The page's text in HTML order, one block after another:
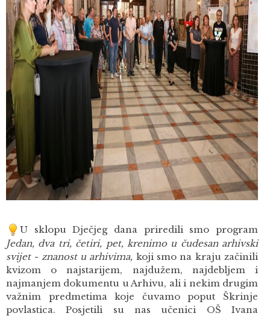
U sklopu Dječjeg dana priredili smo program
Jedan, dva tri, četiri, pet, krenimo u čudesan arhivski
svijet - znanost u arhivima, koji smo na kraju začinili
kvizom o najstarijem, najdužem, najdebljem i
najmanjem dokumentu u Arhivu, ali i nekim drugim
važnim predmetima koje čuvamo poput Škrinje
povlastica. Posjetili su nas učenici OŠ Ivana